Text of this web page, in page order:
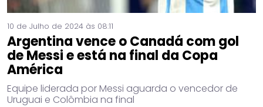
10 de Julho de 2024 às 08:11
Argentina vence o Canadá com gol
de Messi e está na final da Copa
América
Equipe liderada por Messi aguarda o vencedor de
Uruguai e Colômbia na final